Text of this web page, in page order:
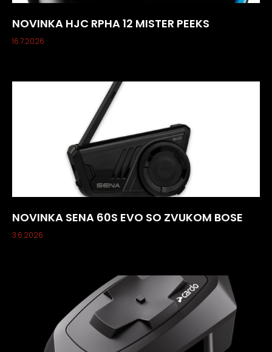
NOVINKA HJC RPHA 12 MISTER PEEKS
16.7.2026
NOVINKA SENA 60S EVO SO ZVUKOM BOSE
3.6.2026